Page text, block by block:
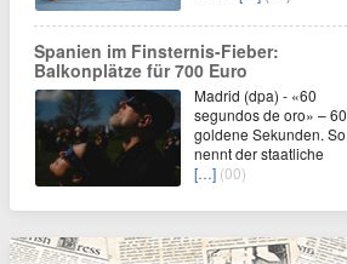
Spanien im Finsternis-Fieber:
Balkonplätze für 700 Euro
Madrid (dpa) - «60
segundos de oro» – 60
goldene Sekunden. So
nennt der staatliche
[…] (00)